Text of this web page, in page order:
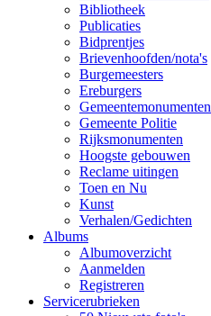
Bibliotheek
Publicaties
Bidprentjes
Brievenhoofden/nota's
Burgemeesters
Ereburgers
Gemeentemonumenten
Gemeente Politie
Rijksmonumenten
Hoogste gebouwen
Reclame uitingen
Toen en Nu
Kunst
Verhalen/Gedichten
Albums
Albumoverzicht
Aanmelden
Registreren
Servicerubrieken